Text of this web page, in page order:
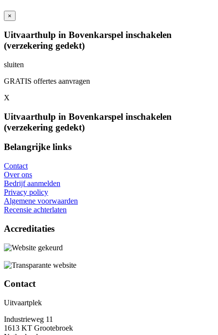
×
Uitvaarthulp in Bovenkarspel inschakelen
(verzekering gedekt)
sluiten
GRATIS offertes aanvragen
X
Uitvaarthulp in Bovenkarspel inschakelen
(verzekering gedekt)
Belangrijke links
Contact
Over ons
Bedrijf aanmelden
Privacy policy
Algemene voorwaarden
Recensie achterlaten
Accreditaties
Contact
Uitvaartplek
Industrieweg 11
1613 KT Grootebroek